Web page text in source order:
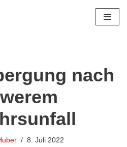
nach
8. Juli 2022